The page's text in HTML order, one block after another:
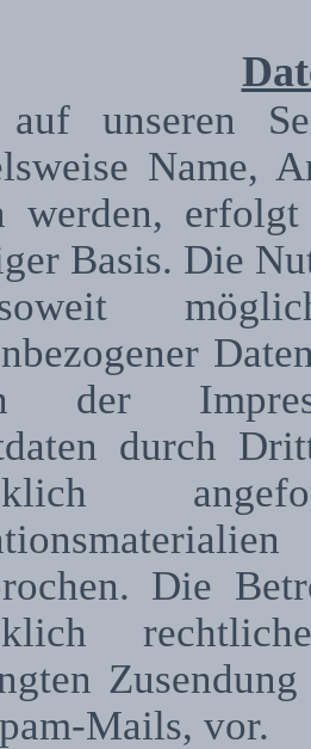
unseren
Name,
werden,
Basis. Die
der
durch
Die
Mails, vor.